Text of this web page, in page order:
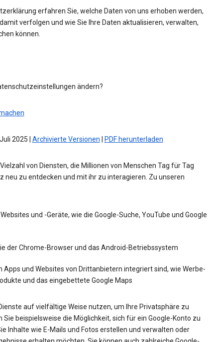
erfahren Sie, welche Daten von uns erhoben werden,
verfolgen und wie Sie Ihre Daten aktualisieren, verwalten,
können.
ändern?
2025 | Archivierte Versionen PDF herunterladen
von Diensten, die Millionen von Menschen Tag für Tag
neu zu entdecken und mit ihr zu interagieren. Zu unseren
und -Geräte, wie die Google-Suche, YouTube und Google
der Chrome-Browser und das Android-Betriebssystem
Apps und Websites von Drittanbietern integriert sind, wie Werbe-
und das eingebettete Google Maps
auf vielfältige Weise nutzen, um Ihre Privatsphäre zu
Sie beispielsweise die Möglichkeit, sich für ein Google-Konto zu
Inhalte wie E-Mails und Fotos erstellen und verwalten oder